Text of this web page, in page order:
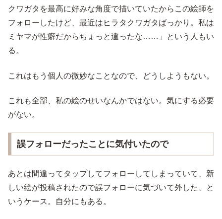
クワガタを最高に好みな角度で描いていたからこの絵師を
フォローしたけど、最近はヒラタクワガタばっかり。私は
ミヤマが性癖だからちょっと違ったな……」という人もい
る。
これはもう個人の微妙なことなので、どうしようもない。
これも全部、私の絵のせいなんかではない。気にする必要
がない。
誤フォローだったことに気付いたので
あとは間違ってタップしてフォローしてしまっていて、新
しい絵が投稿されたので誤フォローに気づいて外した、と
いうケース。自分にもある。